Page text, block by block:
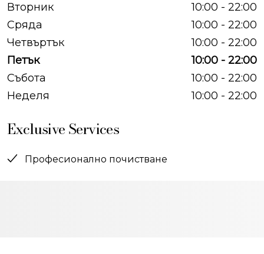
Вторник
10:00 - 22:00
Сряда
10:00 - 22:00
Четвъртък
10:00 - 22:00
Петък
10:00 - 22:00
Събота
10:00 - 22:00
Неделя
10:00 - 22:00
Exclusive Services
Професионално почистване